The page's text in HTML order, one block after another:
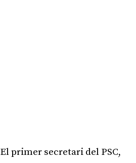
primer secretari del PSC,